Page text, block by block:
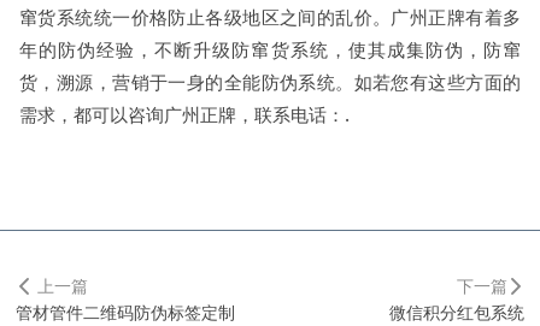
窜货系统统一价格防止各级地区之间的乱价。广州正牌有着多
年的防伪经验，不断升级防窜货系统，使其成集防伪，防窜
货，溯源，营销于一身的全能防伪系统。如若您有这些方面的
需求，都可以咨询广州正牌，联系电话：.
上一篇
管材管件二维码防伪标签定制
下一篇
微信积分红包系统